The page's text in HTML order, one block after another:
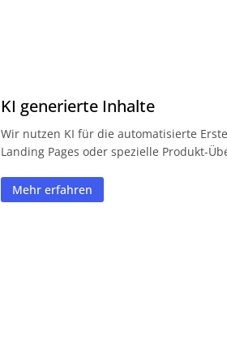
KI generierte Inhalte
Wir nutzen KI für die automatisierte
Landing Pages oder spezielle Produkt-
Mehr erfahren